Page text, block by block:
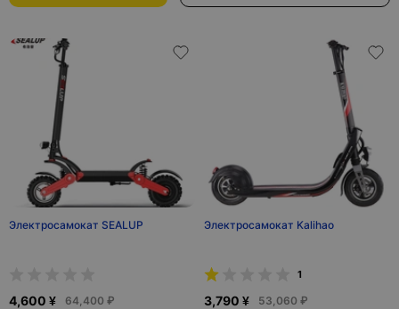
Электросамокат SEALUP
4,600 ¥ 64,400 ₽
Электросамокат Kalihao
1
3,790 ¥ 53,060 ₽